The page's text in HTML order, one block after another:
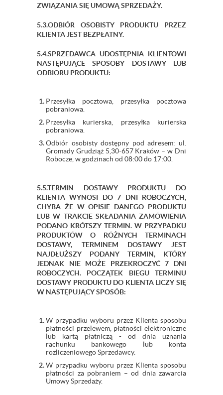
ZWIĄZANIA SIĘ UMOWĄ SPRZEDAŻY.
5.3.ODBIÓR OSOBISTY PRODUKTU PRZEZ
KLIENTA JEST BEZPŁATNY.
5.4.SPRZEDAWCA UDOSTĘPNIA KLIENTOWI
NASTĘPUJĄCE SPOSOBY DOSTAWY LUB
ODBIORU PRODUKTU:
Przesyłka pocztowa, przesyłka pocztowa
pobraniowa.
Przesyłka kurierska, przesyłka kurierska
pobraniowa.
Odbiór osobisty dostępny pod adresem: ul.
Gromady Grudziąż 5,30-657 Kraków – w Dni
Robocze, w godzinach od 08:00 do 17:00.
5.5.TERMIN DOSTAWY PRODUKTU DO
KLIENTA WYNOSI DO 7 DNI ROBOCZYCH,
CHYBA ŻE W OPISIE DANEGO PRODUKTU
LUB W TRAKCIE SKŁADANIA ZAMÓWIENIA
PODANO KRÓTSZY TERMIN. W PRZYPADKU
PRODUKTÓW O RÓŻNYCH TERMINACH
DOSTAWY, TERMINEM DOSTAWY JEST
NAJDŁUŻSZY PODANY TERMIN, KTÓRY
JEDNAK NIE MOŻE PRZEKROCZYĆ 7 DNI
ROBOCZYCH. POCZĄTEK BIEGU TERMINU
DOSTAWY PRODUKTU DO KLIENTA LICZY SIĘ
W NASTĘPUJĄCY SPOSÓB:
W przypadku wyboru przez Klienta sposobu
płatności przelewem, płatności elektroniczne
lub kartą płatniczą - od dnia uznania
rachunku bankowego lub konta
rozliczeniowego Sprzedawcy.
W przypadku wyboru przez Klienta sposobu
płatności za pobraniem – od dnia zawarcia
Umowy Sprzedaży.